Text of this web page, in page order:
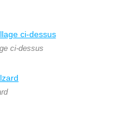
ci-dessus